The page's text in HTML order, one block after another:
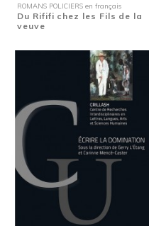
ROMANS POLICIERS en français
Du Rififi chez les Fils de la
veuve